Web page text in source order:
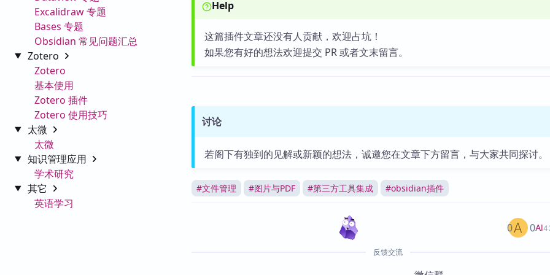
Excalidraw 专题
Bases 专题
Obsidian 常见问题汇总
Zotero
Zotero
基本使用
Zotero 插件
Zotero 使用技巧
太微
太微
知识管理应用
学术研究
其它
英语学习
Help
这篇插件文章还没有人贡献，欢迎占坑！
如果您有好的想法欢迎提交 PR 或者文末留言。
讨论
若阁下有独到的见解或新颖的想法，诚邀您在文章下方留言，与大家共同探讨。
#文件管理 #图片与PDF #第三方工具集成 #obsidian插件
AI
0 0
反馈交流